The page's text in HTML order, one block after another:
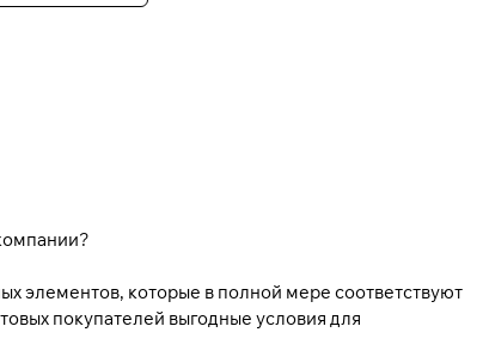
элементов, которые в полной мере соответствуют
покупателей выгодные условия для